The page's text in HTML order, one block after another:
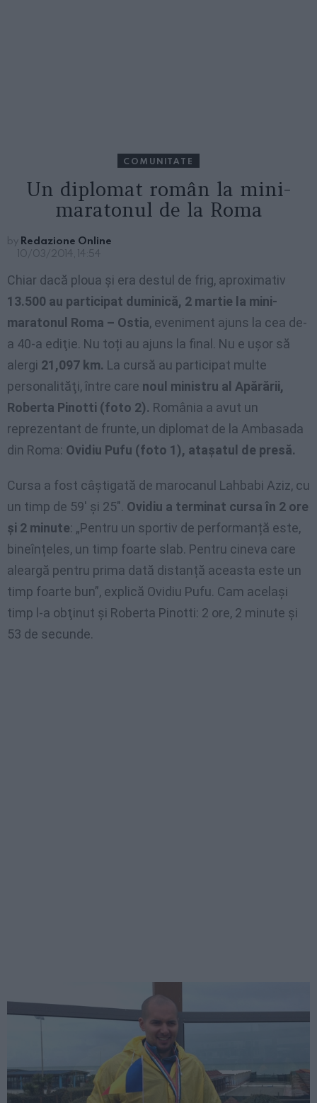
COMUNITATE
Un diplomat român la mini-
maratonul de la Roma
by Redazione Online
10/03/2014, 14:54
Chiar dacă ploua și era destul de frig, aproximativ
13.500 au participat duminică, 2 martie la mini-
maratonul Roma – Ostia, eveniment ajuns la cea de-
a 40-a ediţie. Nu toți au ajuns la final. Nu e ușor să
alergi 21,097 km. La cursă au participat multe
personalităţi, între care noul ministru al Apărării,
Roberta Pinotti (foto 2). România a avut un
reprezentant de frunte, un diplomat de la Ambasada
din Roma: Ovidiu Pufu (foto 1), ataşatul de presă.
Cursa a fost câştigată de marocanul Lahbabi Aziz, cu
un timp de 59′ şi 25″. Ovidiu a terminat cursa în 2 ore
şi 2 minute: „Pentru un sportiv de performanță este,
bineînțeles, un timp foarte slab. Pentru cineva care
aleargă pentru prima dată distanță aceasta este un
timp foarte bun”, explică Ovidiu Pufu. Cam acelaşi
timp l-a obţinut şi Roberta Pinotti: 2 ore, 2 minute şi
53 de secunde.